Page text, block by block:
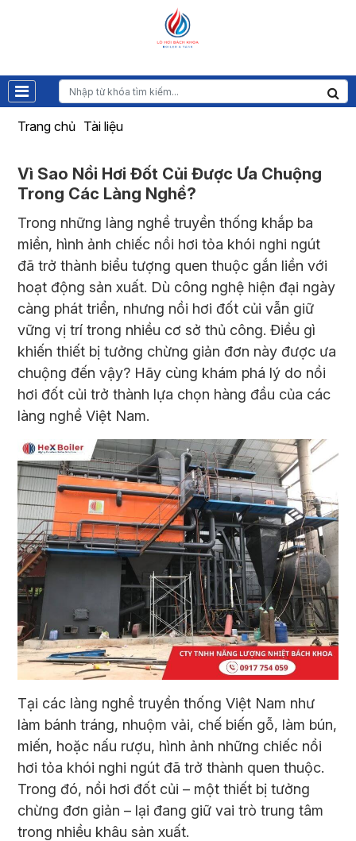
Trang chủ Tài liệu
Vì Sao Nồi Hơi Đốt Củi Được Ưa Chuộng
Trong Các Làng Nghề?
Trong những làng nghề truyền thống khắp ba
miền, hình ảnh chiếc nồi hơi tỏa khói nghi ngút
đã trở thành biểu tượng quen thuộc gắn liền với
hoạt động sản xuất. Dù công nghệ hiện đại ngày
càng phát triển, nhưng nồi hơi đốt củi vẫn giữ
vững vị trí trong nhiều cơ sở thủ công. Điều gì
khiến thiết bị tưởng chừng giản đơn này được ưa
chuộng đến vậy? Hãy cùng khám phá lý do nồi
hơi đốt củi trở thành lựa chọn hàng đầu của các
làng nghề Việt Nam.
Tại các làng nghề truyền thống Việt Nam như
làm bánh tráng, nhuộm vải, chế biến gỗ, làm bún,
miến, hoặc nấu rượu, hình ảnh những chiếc nồi
hơi tỏa khói nghi ngút đã trở thành quen thuộc.
Trong đó, nồi hơi đốt củi – một thiết bị tưởng
chừng đơn giản – lại đang giữ vai trò trung tâm
trong nhiều khâu sản xuất.